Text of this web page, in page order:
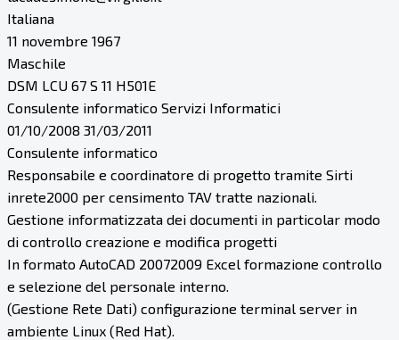
Italiana
11 novembre 1967
Maschile
DSM LCU 67 S 11 H501E
Consulente informatico Servizi Informatici
01/10/2008 31/03/2011
Consulente informatico
Responsabile e coordinatore di progetto tramite Sirti
inrete2000 per censimento TAV tratte nazionali.
Gestione informatizzata dei documenti in particolar modo
di controllo creazione e modifica progetti
In formato AutoCAD 20072009 Excel formazione controllo
e selezione del personale interno.
(Gestione Rete Dati) configurazione terminal server in
ambiente Linux (Red Hat).